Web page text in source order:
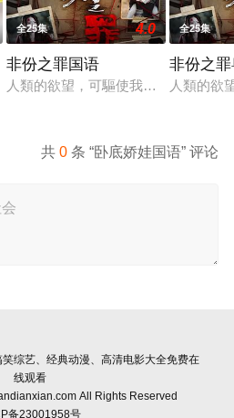
經準備開拍新一套處境劇，暫定叫
全25集 4.0
非份之罪国语
人類的欲望，可驅使我們超越自我，
全25集
非份之
人類的欲
共0 条 “卧底娇娃国语” 评论
综艺、经典动漫、高清电影大全免费在
线观看
All Rights Reserved
备23001958号